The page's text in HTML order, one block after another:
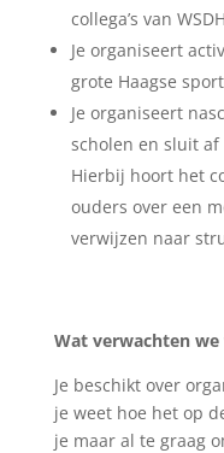
collega’s van
Je organiseert
grote Haagse
Je organiseert
scholen en sluit
Hierbij hoort het
ouders over een
verwijzen naar
Wat verwachten we
Je beschikt over
je weet hoe het op
je maar al te graag